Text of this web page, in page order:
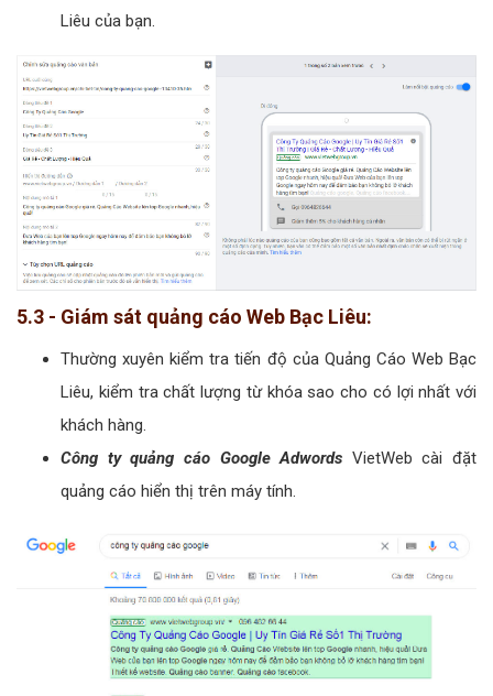
Liêu của bạn.
5.3 - Giám sát quảng cáo Web Bạc Liêu:
Thường xuyên kiểm tra tiến độ của Quảng Cáo Web Bạc
Liêu, kiểm tra chất lượng từ khóa sao cho có lợi nhất với
khách hàng.
Công ty quảng cáo Google Adwords VietWeb cài đặt
quảng cáo hiển thị trên máy tính.